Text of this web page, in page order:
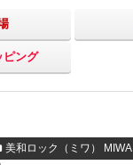
ピング
美和ロック（ミワ） MIWA